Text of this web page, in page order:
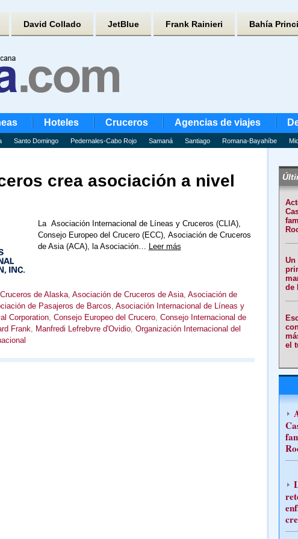
David Collado JetBlue Frank Rainieri Bahía
Hoteles Cruceros Agencias de viajes
Santo Domingo Pedernales-Cabo Rojo Samaná Santiago Romana-Bayahíbe
crea asociación a nivel
La Asociación Internacional de Líneas y Cruceros (CLIA),
Consejo Europeo del Crucero (ECC), Asociación de Cruceros
de Asia (ACA), la Asociación… Leer más
de Alaska, Asociación de Cruceros de Asia, Asociación de
de Pasajeros de Barcos, Asociación Internacional de Líneas y
Corporation, Consejo Europeo del Crucero, Consejo Internacional de
Frank, Manfredi Lefrebvre d'Ovidio, Organización Internacional del
Un
de
el